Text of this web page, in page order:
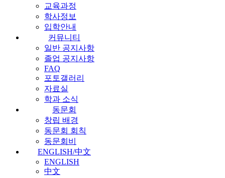
교육과정
학사정보
입학안내
커뮤니티
일반 공지사항
졸업 공지사항
FAQ
포토갤러리
자료실
학과 소식
동문회
창립 배경
동문회 회칙
동문회비
ENGLISH/中文
ENGLISH
中文